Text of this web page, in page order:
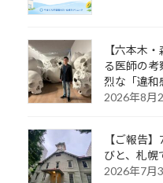
【六本木
る医師の考
烈な「違和
2026年8月
【ご報告
びと、札幌
2026年7月